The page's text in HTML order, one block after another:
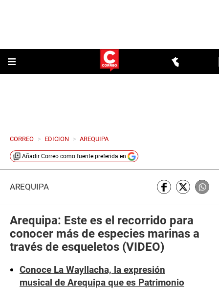
CORREO > EDICION > AREQUIPA
Añadir Correo como fuente preferida en
AREQUIPA
Arequipa: Este es el recorrido para
conocer más de especies marinas a
través de esqueletos (VIDEO)
Conoce La Wayllacha, la expresión
musical de Arequipa que es Patrimonio